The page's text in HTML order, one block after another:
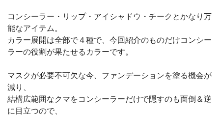
コンシーラー・リップ・アイシャドウ・チークとかなり万
能なアイテム。
カラー展開は全部で４種で、今回紹介のものだけコンシー
ラーの役割が果たせるカラーです。
マスクが必要不可欠な今、ファンデーションを塗る機会が
減り、
結構広範囲なクマをコンシーラーだけで隠すのも面倒＆逆
に目立つので、